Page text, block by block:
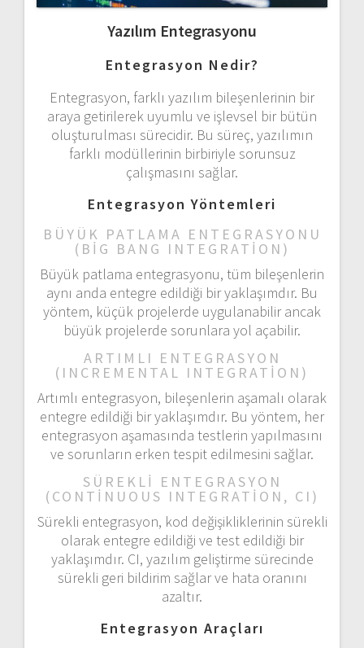
Yazılım Entegrasyonu
Entegrasyon Nedir?
Entegrasyon, farklı yazılım bileşenlerinin bir
araya getirilerek uyumlu ve işlevsel bir bütün
oluşturulması sürecidir. Bu süreç, yazılımın
farklı modüllerinin birbiriyle sorunsuz
çalışmasını sağlar.
Entegrasyon Yöntemleri
BÜYÜK PATLAMA ENTEGRASYONU
(BIG BANG INTEGRATION)
Büyük patlama entegrasyonu, tüm bileşenlerin
aynı anda entegre edildiği bir yaklaşımdır. Bu
yöntem, küçük projelerde uygulanabilir ancak
büyük projelerde sorunlara yol açabilir.
ARTIMLI ENTEGRASYON
(INCREMENTAL INTEGRATION)
Artımlı entegrasyon, bileşenlerin aşamalı olarak
entegre edildiği bir yaklaşımdır. Bu yöntem, her
entegrasyon aşamasında testlerin yapılmasını
ve sorunların erken tespit edilmesini sağlar.
SÜREKLI ENTEGRASYON
(CONTINUOUS INTEGRATION, CI)
Sürekli entegrasyon, kod değişikliklerinin sürekli
olarak entegre edildiği ve test edildiği bir
yaklaşımdır. CI, yazılım geliştirme sürecinde
sürekli geri bildirim sağlar ve hata oranını
azaltır.
Entegrasyon Araçları